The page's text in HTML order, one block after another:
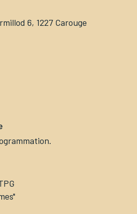
6, 1227 Carouge